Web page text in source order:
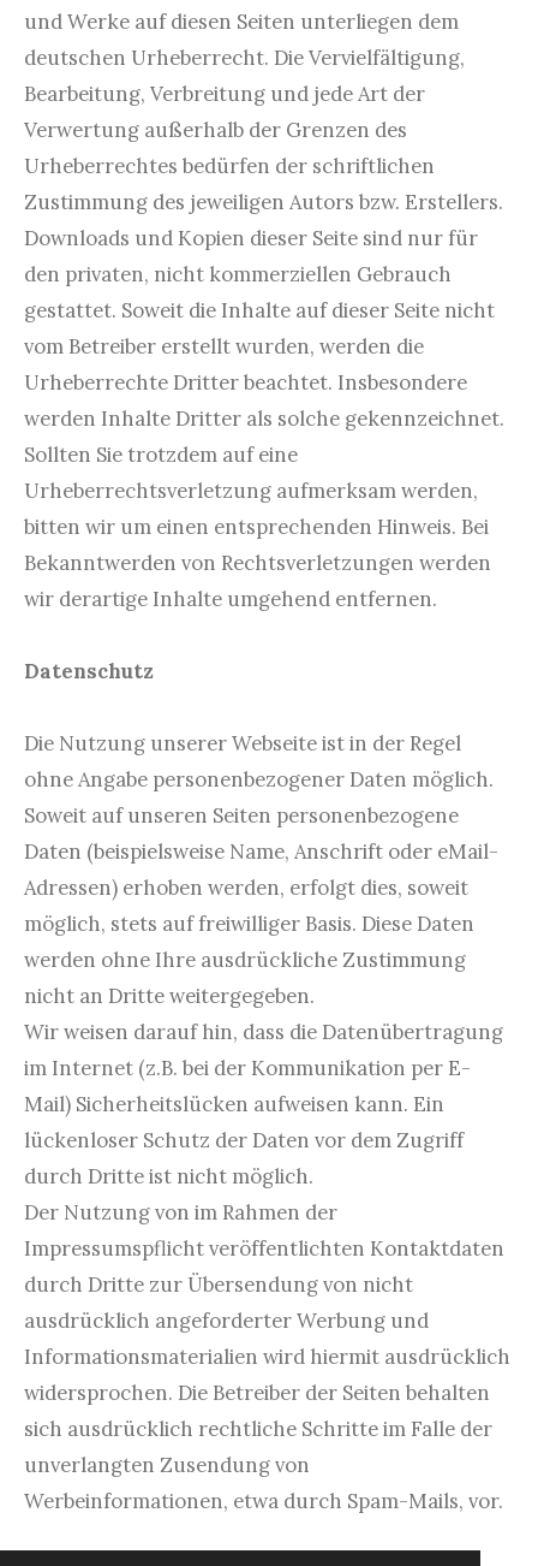
und Werke auf diesen Seiten unterliegen dem
deutschen Urheberrecht. Die Vervielfältigung,
Bearbeitung, Verbreitung und jede Art der
Verwertung außerhalb der Grenzen des
Urheberrechtes bedürfen der schriftlichen
Zustimmung des jeweiligen Autors bzw. Erstellers.
Downloads und Kopien dieser Seite sind nur für
den privaten, nicht kommerziellen Gebrauch
gestattet. Soweit die Inhalte auf dieser Seite nicht
vom Betreiber erstellt wurden, werden die
Urheberrechte Dritter beachtet. Insbesondere
werden Inhalte Dritter als solche gekennzeichnet.
Sollten Sie trotzdem auf eine
Urheberrechtsverletzung aufmerksam werden,
bitten wir um einen entsprechenden Hinweis. Bei
Bekanntwerden von Rechtsverletzungen werden
wir derartige Inhalte umgehend entfernen.
Datenschutz
Die Nutzung unserer Webseite ist in der Regel
ohne Angabe personenbezogener Daten möglich.
Soweit auf unseren Seiten personenbezogene
Daten (beispielsweise Name, Anschrift oder eMail-
Adressen) erhoben werden, erfolgt dies, soweit
möglich, stets auf freiwilliger Basis. Diese Daten
werden ohne Ihre ausdrückliche Zustimmung
nicht an Dritte weitergegeben.
Wir weisen darauf hin, dass die Datenübertragung
im Internet (z.B. bei der Kommunikation per E-
Mail) Sicherheitslücken aufweisen kann. Ein
lückenloser Schutz der Daten vor dem Zugriff
durch Dritte ist nicht möglich.
Der Nutzung von im Rahmen der
Impressumspflicht veröffentlichten Kontaktdaten
durch Dritte zur Übersendung von nicht
ausdrücklich angeforderter Werbung und
Informationsmaterialien wird hiermit ausdrücklich
widersprochen. Die Betreiber der Seiten behalten
sich ausdrücklich rechtliche Schritte im Falle der
unverlangten Zusendung von
Werbeinformationen, etwa durch Spam-Mails, vor.